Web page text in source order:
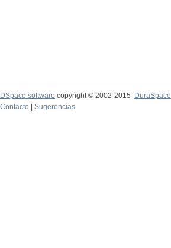
DSpace software copyright © 2002-2015
DuraSpace
Contacto
Sugerencias